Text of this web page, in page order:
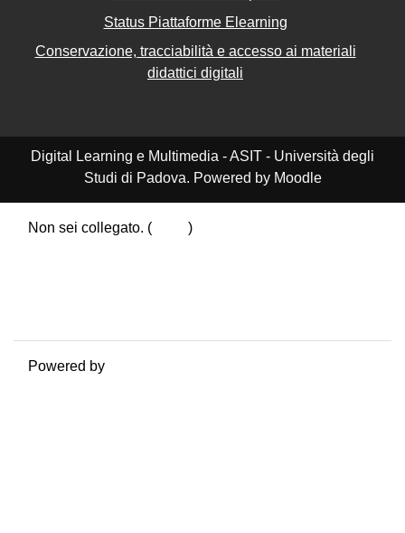
Status Piattaforme Elearning
Conservazione, tracciabilità e accesso ai materiali
didattici digitali
Digital Learning e Multimedia - ASIT - Università degli
Studi di Padova. Powered by Moodle
Non sei collegato. (
)
Powered by